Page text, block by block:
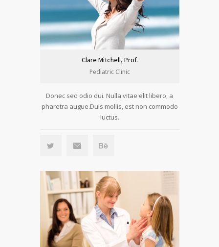
Clare Mitchell, Prof.
Pediatric Clinic
Donec sed odio dui. Nulla vitae elit libero, a
pharetra augue.Duis mollis, est non commodo
luctus.